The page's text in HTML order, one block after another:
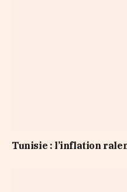
Tunisie : l’inflation